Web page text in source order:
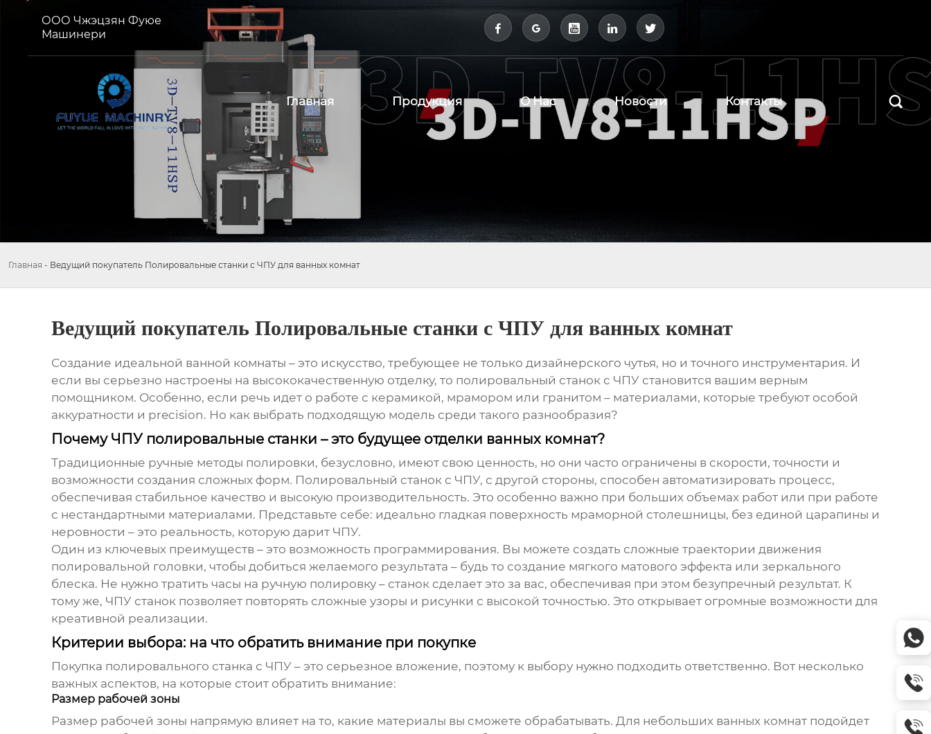
ООО Чжэцзян Фуюе
Машинери
    
Главная Продукция О Нас Новости Контакты 
Главная - Ведущий покупатель Полировальные станки с ЧПУ для ванных комнат
Ведущий покупатель Полировальные станки с ЧПУ для ванных комнат
Создание идеальной ванной комнаты – это искусство, требующее не только дизайнерского чутья, но и точного инструментария. И
если вы серьезно настроены на высококачественную отделку, то полировальный станок с ЧПУ становится вашим верным
помощником. Особенно, если речь идет о работе с керамикой, мрамором или гранитом – материалами, которые требуют особой
аккуратности и precision. Но как выбрать подходящую модель среди такого разнообразия?
Почему ЧПУ полировальные станки – это будущее отделки ванных комнат?
Традиционные ручные методы полировки, безусловно, имеют свою ценность, но они часто ограничены в скорости, точности и
возможности создания сложных форм. Полировальный станок с ЧПУ, с другой стороны, способен автоматизировать процесс,
обеспечивая стабильное качество и высокую производительность. Это особенно важно при больших объемах работ или при работе
с нестандартными материалами. Представьте себе: идеально гладкая поверхность мраморной столешницы, без единой царапины и
неровности – это реальность, которую дарит ЧПУ.
Один из ключевых преимуществ – это возможность программирования. Вы можете создать сложные траектории движения
полировальной головки, чтобы добиться желаемого результата – будь то создание мягкого матового эффекта или зеркального
блеска. Не нужно тратить часы на ручную полировку – станок сделает это за вас, обеспечивая при этом безупречный результат. К
тому же, ЧПУ станок позволяет повторять сложные узоры и рисунки с высокой точностью. Это открывает огромные возможности для
креативной реализации.
Критерии выбора: на что обратить внимание при покупке
Покупка полировального станка с ЧПУ – это серьезное вложение, поэтому к выбору нужно подходить ответственно. Вот несколько
важных аспектов, на которые стоит обратить внимание:
Размер рабочей зоны
Размер рабочей зоны напрямую влияет на то, какие материалы вы сможете обрабатывать. Для небольших ванных комнат подойдет